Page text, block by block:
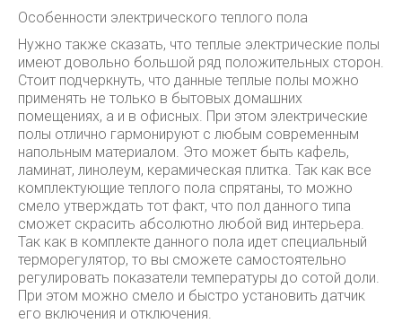
Особенности электрического теплого пола
Нужно также сказать, что теплые электрические полы
имеют довольно большой ряд положительных сторон.
Стоит подчеркнуть, что данные теплые полы можно
применять не только в бытовых домашних
помещениях, а и в офисных. При этом электрические
полы отлично гармонируют с любым современным
напольным материалом. Это может быть кафель,
ламинат, линолеум, керамическая плитка. Так как все
комплектующие теплого пола спрятаны, то можно
смело утверждать тот факт, что пол данного типа
сможет скрасить абсолютно любой вид интерьера.
Так как в комплекте данного пола идет специальный
терморегулятор, то вы сможете самостоятельно
регулировать показатели температуры до сотой доли.
При этом можно смело и быстро установить датчик
его включения и отключения.